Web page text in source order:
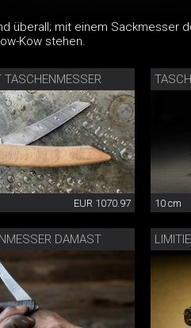
überall; mit einem Sackmesser
Kow stehen.
TASCHENMESSER
EUR 1070.97 10 cm
DAMAST